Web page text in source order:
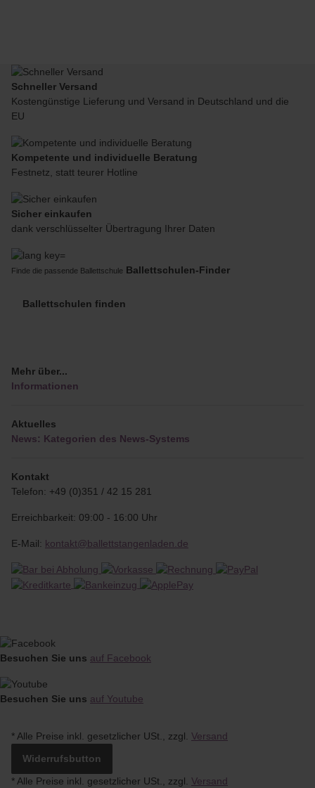
Schneller Versand
Kostengünstige Lieferung und Versand in Deutschland und die
EU
Kompetente und individuelle Beratung
Festnetz, statt teurer Hotline
Sicher einkaufen
dank verschlüsselter Übertragung Ihrer Daten
Finde die passende Ballettschule Ballettschulen-Finder
Ballettschulen finden
Mehr über...
Informationen
Aktuelles
News: Kategorien des News-Systems
Kontakt
Telefon: +49 (0)351 / 42 15 281
Erreichbarkeit: 09:00 - 16:00 Uhr
E-Mail: kontakt@ballettstangenladen.de
Besuchen Sie uns auf Facebook
Besuchen Sie uns auf Youtube
* Alle Preise inkl. gesetzlicher USt., zzgl. Versand
Widerrufsbutton
* Alle Preise inkl. gesetzlicher USt., zzgl. Versand